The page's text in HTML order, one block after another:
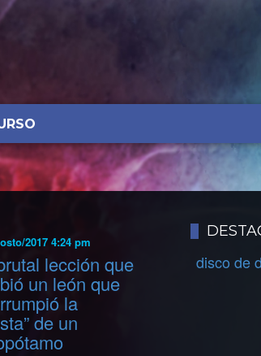
2017 4:24 pm
lección que
un león que
la
de un
disco de